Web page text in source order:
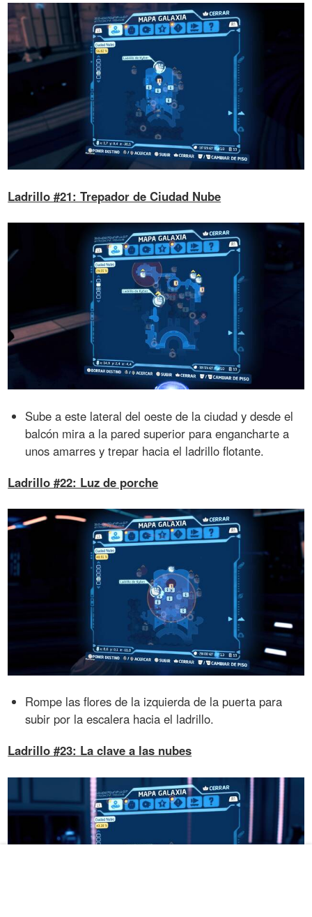
Ladrillo #21: Trepador de Ciudad Nube
Sube a este lateral del oeste de la ciudad y desde el
balcón mira a la pared superior para engancharte a
unos amarres y trepar hacia el ladrillo flotante.
Ladrillo #22: Luz de porche
Rompe las flores de la izquierda de la puerta para
subir por la escalera hacia el ladrillo.
Ladrillo #23: La clave a las nubes